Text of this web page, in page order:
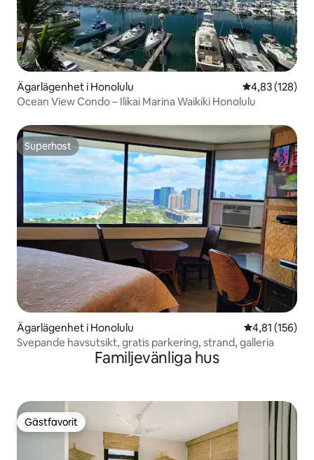
Ägarlägenhet i Honolulu 4,83 av 5 i
4,83 (128)
Ocean View Condo – Ilikai Marina Waikiki Honolulu
Superhost
Superhost
Ägarlägenhet i Honolulu 4,81 av 5 i
4,81 (156)
Svepande havsutsikt, gratis parkering, strand, galleria
Familjevänliga hus
Gästfavorit
Gästfavorit